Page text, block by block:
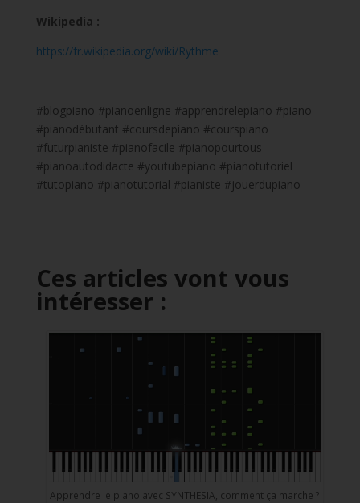
Wikipedia :
https://fr.wikipedia.org/wiki/Rythme
#blogpiano #pianoenligne #apprendrelepiano #piano
#pianodébutant #coursdepiano #courspiano
#futurpianiste #pianofacile #pianopourtous
#pianoautodidacte #youtubepiano #pianotutoriel
#tutopiano #pianotutorial #pianiste #jouerdupiano
Ces articles vont vous
intéresser :
Apprendre le piano avec SYNTHESIA, comment ça marche ?